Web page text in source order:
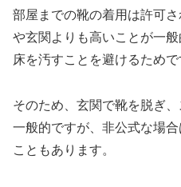
部屋までの靴の着用は許可
や玄関よりも高いことが一
床を汚すことを避けるためで
そのため、玄関で靴を脱ぎ
一般的ですが、非公式な場
こともあります。